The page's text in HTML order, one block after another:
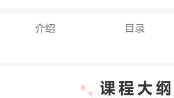
介绍 目录